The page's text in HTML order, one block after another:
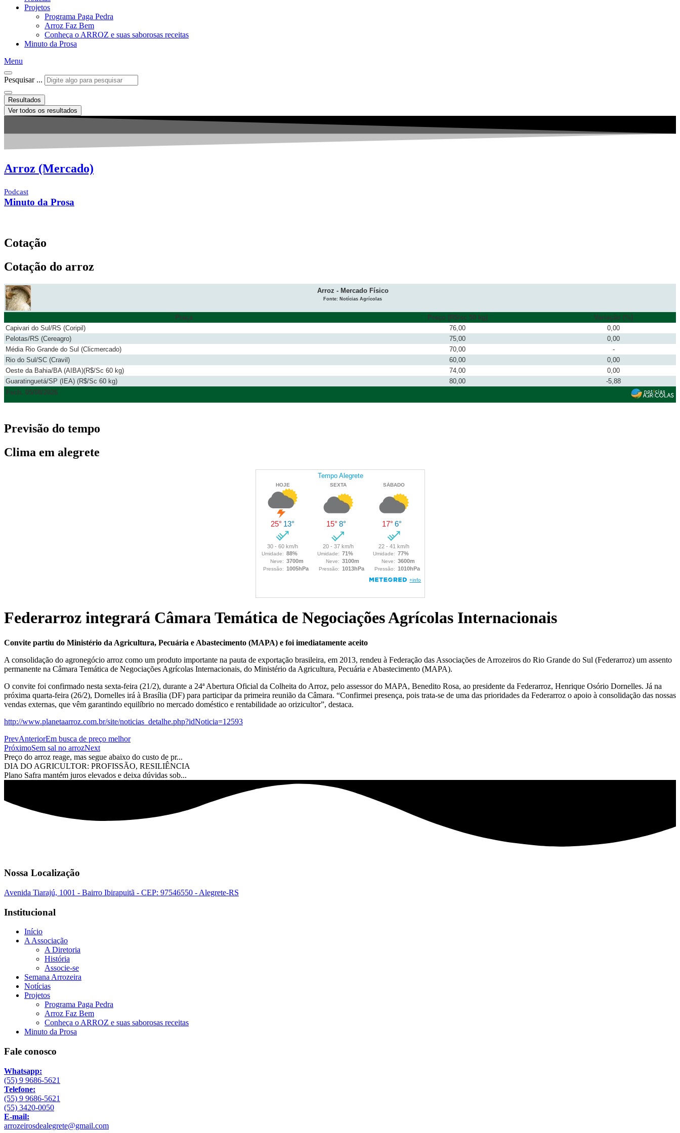
Projetos
Programa Paga Pedra
Arroz Faz Bem
Conheça o ARROZ e suas saborosas receitas
Minuto da Prosa
Menu
Pesquisar ...
Resultados
Ver todos os resultados
Arroz (Mercado)
Podcast
Minuto da Prosa
Cotação
Cotação do arroz
Arroz - Mercado Físico
Fonte: Notícias Agrícolas
Praça Preço (R$/sc 50 kg)
Variação (%)
Capivari do Sul/RS (Coripil)
76,00
0,00
Pelotas/RS (Cereagro)
75,00
0,00
Média Rio Grande do Sul (Clicmercado)
70,00
-
Rio do Sul/SC (Cravil)
60,00
0,00
Oeste da Bahia/BA (AIBA)(R$/Sc 60 kg)
74,00
0,00
Guaratinguetá/SP (IEA) (R$/Sc 60 kg)
80,00
-5,88
Fech. 05/08/2026
Previsão do tempo
Clima em alegrete
Federarroz integrará Câmara Temática de Negociações Agrícolas Internacionais
Convite partiu do Ministério da Agricultura, Pecuária e Abastecimento (MAPA) e foi imediatamente aceito
A consolidação do agronegócio arroz como um produto importante na pauta de exportação brasileira, em 2013, rendeu à Federação das Associações de Arrozeiros do Rio Grande do Sul (Federarroz) um assento
permanente na Câmara Temática de Negociações Agrícolas Internacionais, do Ministério da Agricultura, Pecuária e Abastecimento (MAPA).
O convite foi confirmado nesta sexta-feira (21/2), durante a 24ª Abertura Oficial da Colheita do Arroz, pelo assessor do MAPA, Benedito Rosa, ao presidente da Federarroz, Henrique Osório Dornelles. Já na
próxima quarta-feira (26/2), Dornelles irá à Brasília (DF) para participar da primeira reunião da Câmara. “Confirmei presença, pois trata-se de uma das prioridades da Federarroz o apoio à consolidação das nossas
vendas externas, que vêm garantindo equilíbrio no mercado doméstico e rentabilidade ao orizicultor”, destaca.
http://www.planetaarroz.com.br/site/noticias_detalhe.php?idNoticia=12593
PrevAnteriorEm busca de preço melhor
PróximoSem sal no arrozNext
Preço do arroz reage, mas segue abaixo do custo de pr...
DIA DO AGRICULTOR: PROFISSÃO, RESILIÊNCIA
Plano Safra mantém juros elevados e deixa dúvidas sob...
Nossa Localização
Avenida Tiarajú, 1001 - Bairro Ibirapuitã - CEP: 97546550 - Alegrete-RS
Institucional
Início
A Associação
A Diretoria
História
Associe-se
Semana Arrozeira
Notícias
Projetos
Programa Paga Pedra
Arroz Faz Bem
Conheça o ARROZ e suas saborosas receitas
Minuto da Prosa
Fale conosco
Whatsapp:
(55) 9 9686-5621
Telefone:
(55) 9 9686-5621
(55) 3420-0050
E-mail:
arrozeirosdealegrete@gmail.com